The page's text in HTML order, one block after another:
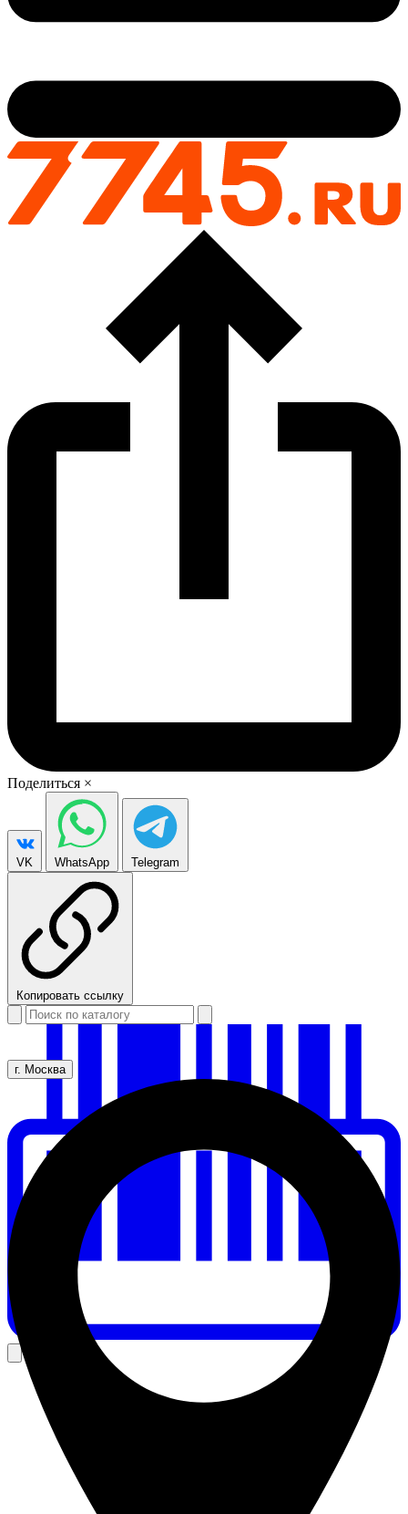
Поделиться ×
VK WhatsApp Telegram
Копировать ссылку